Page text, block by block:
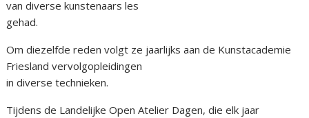
van diverse kunstenaars les
gehad.
Om diezelfde reden volgt ze jaarlijks aan de Kunstacademie
Friesland vervolgopleidingen
in diverse technieken.
Tijdens de Landelijke Open Atelier Dagen, die elk jaar